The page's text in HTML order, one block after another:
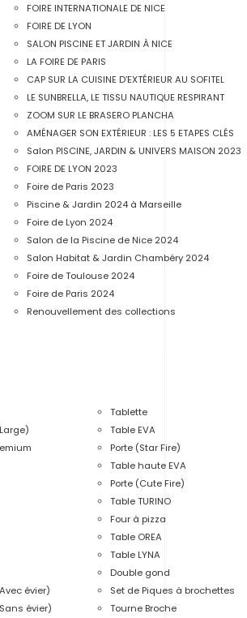
FOIRE INTERNATIONALE DE NICE
FOIRE DE LYON
SALON PISCINE ET JARDIN À NICE
LA FOIRE DE PARIS
CAP SUR LA CUISINE D’EXTÉRIEUR AU SOFITEL
LE SUNBRELLA, LE TISSU NAUTIQUE RESPIRANT
ZOOM SUR LE BRASERO PLANCHA
AMÉNAGER SON EXTÉRIEUR : LES 5 ETAPES CLÉS
Salon PISCINE, JARDIN & UNIVERS MAISON 2023
FOIRE DE LYON 2023
Foire de Paris 2023
Piscine & Jardin 2024 à Marseille
Foire de Lyon 2024
Salon de la Piscine de Nice 2024
Salon Habitat & Jardin Chambéry 2024
Foire de Toulouse 2024
Foire de Paris 2024
Renouvellement des collections
évier)
évier)
Tablette
Table EVA
Porte (Star Fire)
Table haute EVA
Porte (Cute Fire)
Table TURINO
Four à pizza
Table OREA
Table LYNA
Double gond
Set de Piques à brochettes
Tourne Broche